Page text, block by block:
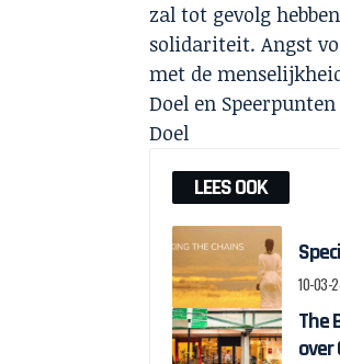
zal tot gevolg
solidariteit. Angst
met de
Doel en Speerpunten
Doel
LEES OOK
10-03-
The